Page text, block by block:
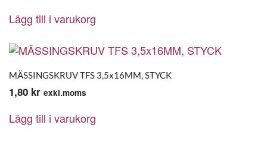
Lägg till i varukorg
MÄSSINGSKRUV TFS 3,5x16MM, STYCK
1,80 kr exkl.moms
Lägg till i varukorg